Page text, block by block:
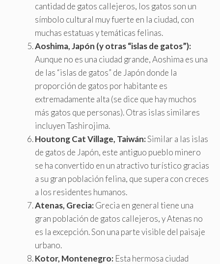
cantidad de gatos callejeros, los gatos son un
símbolo cultural muy fuerte en la ciudad, con
muchas estatuas y temáticas felinas.
Aoshima, Japón (y otras “islas de gatos”):
Aunque no es una ciudad grande, Aoshima es una
de las “islas de gatos” de Japón donde la
proporción de gatos por habitante es
extremadamente alta (se dice que hay muchos
más gatos que personas). Otras islas similares
incluyen Tashirojima.
Houtong Cat Village, Taiwán:Similar a las islas
de gatos de Japón, este antiguo pueblo minero
se ha convertido en un atractivo turístico gracias
a su gran población felina, que supera con creces
a los residentes humanos.
Atenas, Grecia:Grecia en general tiene una
gran población de gatos callejeros, y Atenas no
es la excepción. Son una parte visible del paisaje
urbano.
Kotor, Montenegro: Esta hermosa ciudad